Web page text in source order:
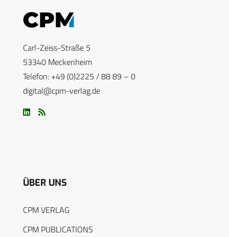
Carl-Zeiss-Straße 5
53340 Meckenheim
Telefon: +49 (0)2225 / 88 89 – 0
digital@cpm-verlag.de
ÜBER UNS
CPM VERLAG
CPM PUBLICATIONS